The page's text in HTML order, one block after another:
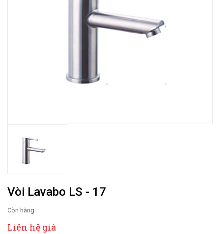
Vòi Lavabo LS - 17
Còn hàng
Liên hệ giá